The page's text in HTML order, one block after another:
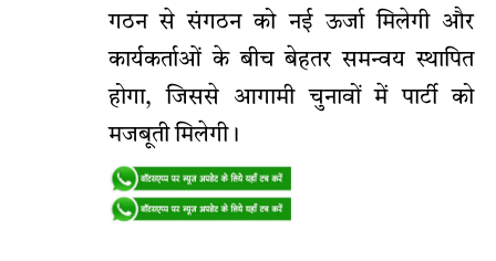
गठन से संगठन को नई ऊर्जा मिलेगी और
कार्यकर्ताओं के बीच बेहतर समन्वय स्थापित
होगा, जिससे आगामी चुनावों में पार्टी को
मजबूती मिलेगी।